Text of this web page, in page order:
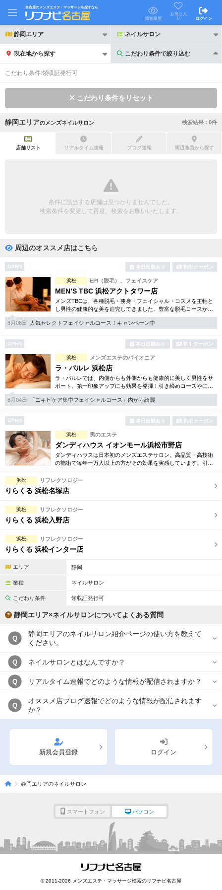
名古屋のメンズエステ・マッサージを探すなら
閲覧履歴
お気に入
り
ログイン
静岡エリア ネイルサロン
現在地から探す こだわり条件で絞り込む
こだわり条件で絞り込む
初回割引あり リピーター割引あり
団体様歓迎
ペアルームあり
フットバスあり 岩盤浴あり
専用駐車場あり 有資格者在籍
日本人スタッフのみ 女性スタッフのみ
スタッフ指名可 Ｗセラピスト
駅から徒歩5分以内
こだわり条件を変更
閉じる
こだわり条件:領収証発行可
こだわり条件をリセット
静岡エリアの メンズネイルサロン 検索結果 : 0件
店舗リスト リアルタイム速報 ブログ速報 周辺地図から探す
条件に該当する店舗は見つかりませんでした。
検索条件を変更して再度、検索をお願いいたします。
周辺のオススメ店はこちら
OPEN 本日出勤あり 割引クーポン
浜松 EPI（脱毛）、フェイスケア
MEN’S TBC 浜松アクトタワー店
メンズTBCは、各種脱毛・痩身・フェイシャル・コスメを主軸と
し男性の健康的な美を追究してきました。豊富な脱毛コースから
フェイシャル、ダイエット等幅広いメニューを取り揃えていま
す。初回割引コースも多彩。
8月06日 人気セレクトフェイシャルコース！キャンペーン中
OPEN 本日出勤あり 割引クーポン
浜松 メンズエステのパイオニア
ラ・パルレ 浜松店
ラ・パルレでは、内側からも外側からも健康的に美しく男性をサ
ポート。第一印象アップにも効果を発揮！引き締めコースやにき
び内外コース、アロマトリートメント等多彩なメニューをご用
意。まずは体験から是非。
8月04日 「ニキビケア集中フェイシャルコース」内から綺麗
OPEN 本日出勤あり 割引クーポン
浜松 男のエステ
ダンディハウス イオンモール浜松市野店
ダンディハウスは日本初のメンズエステサロン。高品質・高技術
の施術で毎年一万人以上の方がその効果を実感しています。引き
に取り揃えています。
浜松 リフレクソロジー
りらくる 浜松名塚店
浜松 リフレクソロジー
りらくる 浜松入野店
浜松 リフレクソロジー
りらくる 浜松インター店
エリア 静岡
業種 ネイルサロン
こだわり条件 領収証発行可
静岡エリア×ネイルサロンについてよくある質問
Q
静岡エリアのネイルサロン紹介ページの使い方を教えて
ください。
Q ネイルサロンとはなんですか？
Q リアルタイム速報でどのような情報が配信されますか？
Q
オススメ店ブログ速報でどのような情報が配信されます
か？
新規会員登録 ログイン
静岡エリアのネイルサロン
スマートフォン パソコン
© 2011-2026 メンズエステ・マッサージ検索のリフナビ名古屋